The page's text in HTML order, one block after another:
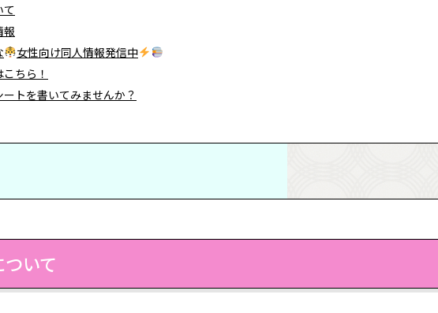
て
報
女性向け同人情報発信中
ちら！
トを書いてみませんか？
いて